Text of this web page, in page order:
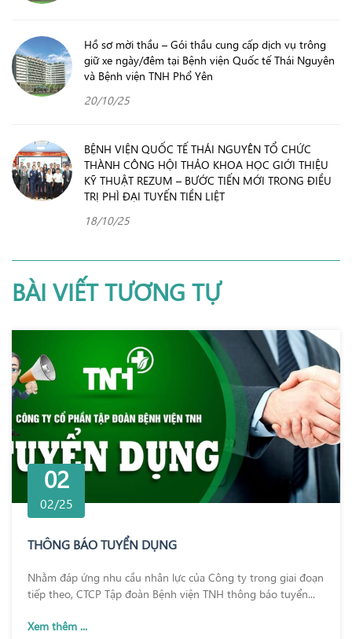
Hồ sơ mời thầu – Gói thầu cung cấp dịch vụ trông
giữ xe ngày/đêm tại Bệnh viện Quốc tế Thái Nguyên
và Bệnh viện TNH Phổ Yên
20/10/25
BỆNH VIỆN QUỐC TẾ THÁI NGUYÊN TỔ CHỨC
THÀNH CÔNG HỘI THẢO KHOA HỌC GIỚI THIỆU
KỸ THUẬT REZUM – BƯỚC TIẾN MỚI TRONG ĐIỀU
TRỊ PHÌ ĐẠI TUYẾN TIỀN LIỆT
18/10/25
BÀI VIẾT TƯƠNG TỰ
02
02/25
THÔNG BÁO TUYỂN DỤNG
Nhằm đáp ứng nhu cầu nhân lực của Công ty trong giai đoạn
tiếp theo, CTCP Tập đoàn Bệnh viện TNH thông báo tuyển...
Xem thêm ...